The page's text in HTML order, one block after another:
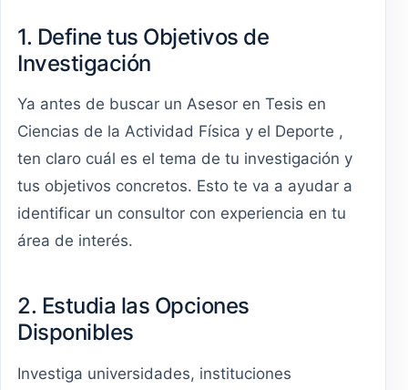
1. Define tus Objetivos de
Investigación
Ya antes de buscar un Asesor en Tesis en
Ciencias de la Actividad Física y el Deporte ,
ten claro cuál es el tema de tu investigación y
tus objetivos concretos. Esto te va a ayudar a
identificar un consultor con experiencia en tu
área de interés.
2. Estudia las Opciones
Disponibles
Investiga universidades, instituciones